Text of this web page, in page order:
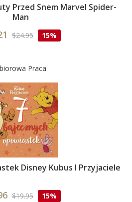
Przed Snem Marvel Spider-
Man
$24.95 15%
Praca
Disney Kubus I Przyjaciele
$19.95 15%